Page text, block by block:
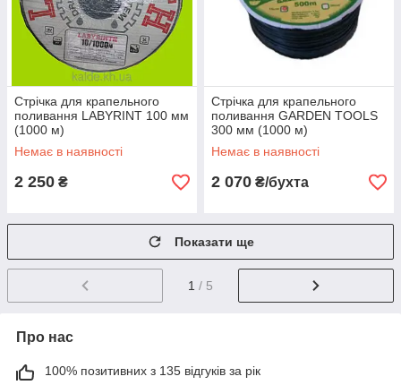
Стрічка для крапельного
поливання LABYRINT 100 мм
(1000 м)
Немає в наявності
2 250 ₴
Стрічка для крапельного
поливання GARDEN TOOLS
300 мм (1000 м)
Немає в наявності
2 070 ₴/бухта
Показати ще
1 / 5
Про нас
100% позитивних з 135 відгуків за рік